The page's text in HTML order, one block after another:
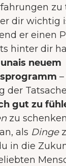
dir wichtig
er einen
hinter dir
neuem
der
gut zu
zu
als Dinge
in die